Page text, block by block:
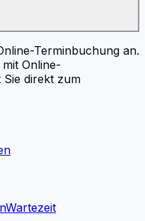
Terminbuchung an.
Online-
Sie direkt zum
Wartezeit